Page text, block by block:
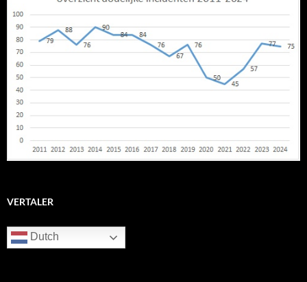
VERTALER
Dutch